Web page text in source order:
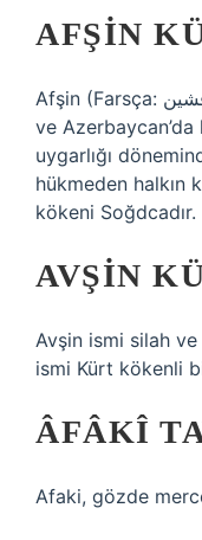
AFŞIN
Afşin (Farsça: افشین‎ / Afšīn / Afşin); Türkiye, İran
ve
uygarlığı
hükmeden halkın
kökeni Soğdcadır.
AVŞIN
Avşin ismi silah ve
ismi Kürt kökenli
ÂFÂKÎ
Afaki, gözde